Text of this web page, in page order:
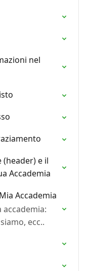
nel
e il
Accademia
Accademia
ecc..